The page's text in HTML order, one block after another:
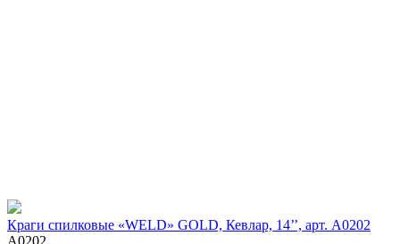
Краги спилковые «WELD» GOLD, Кевлар, 14’’, арт. A0202
A0202